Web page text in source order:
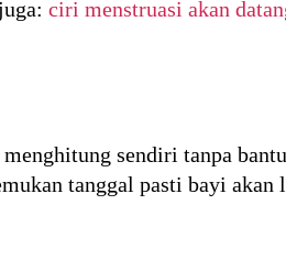
ciri menstruasi akan
sendiri tanpa
tanggal pasti bayi akan